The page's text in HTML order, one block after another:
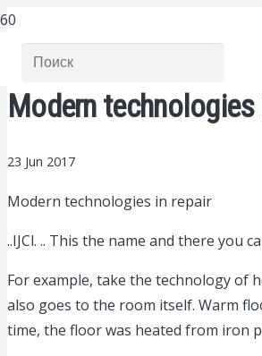
Modern technologies
23 Jun 2017
Modern technologies in repair
..IJCl. .. This the name and there you
For example, take the technology of
also goes to the room itself. Warm
time, the floor was heated from iron